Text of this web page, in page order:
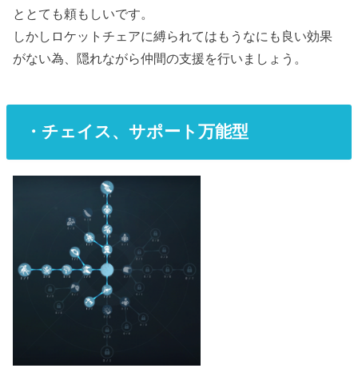
ととても頼もしいです。
しかしロケットチェアに縛られてはもうなにも良い効果
がない為、隠れながら仲間の支援を行いましょう。
・チェイス、サポート万能型